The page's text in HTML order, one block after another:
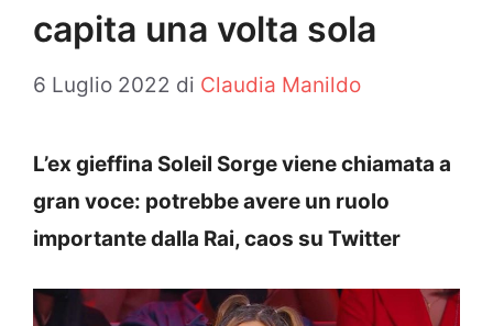
capita una volta sola
6 Luglio 2022 di Claudia Manildo
L’ex gieffina Soleil Sorge viene chiamata a
gran voce: potrebbe avere un ruolo
importante dalla Rai, caos su Twitter